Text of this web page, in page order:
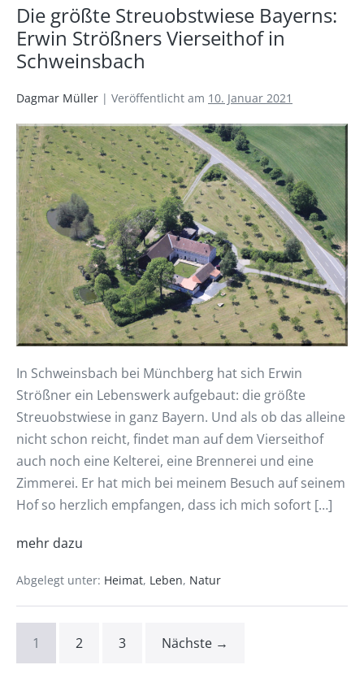
Die größte Streuobstwiese Bayerns:
Erwin Strößners Vierseithof in
Schweinsbach
Dagmar Müller | Veröffentlicht am 10. Januar 2021
In Schweinsbach bei Münchberg hat sich Erwin
Strößner ein Lebenswerk aufgebaut: die größte
Streuobstwiese in ganz Bayern. Und als ob das alleine
nicht schon reicht, findet man auf dem Vierseithof
auch noch eine Kelterei, eine Brennerei und eine
Zimmerei. Er hat mich bei meinem Besuch auf seinem
Hof so herzlich empfangen, dass ich mich sofort […]
mehr dazu
Abgelegt unter: Heimat, Leben, Natur
1 2 3 Nächste →